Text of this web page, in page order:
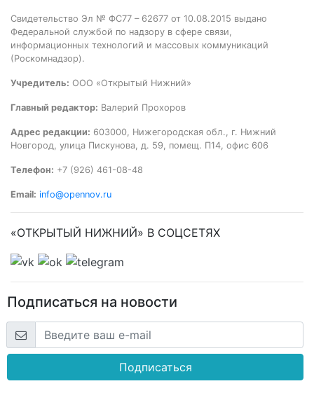
Свидетельство Эл № ФС77 – 62677 от 10.08.2015 выдано
Федеральной службой по надзору в сфере связи,
информационных технологий и массовых коммуникаций
(Роскомнадзор).
Учредитель: ООО «Открытый Нижний»
Главный редактор: Валерий Прохоров
Адрес редакции: 603000, Нижегородская обл., г. Нижний
Новгород, улица Пискунова, д. 59, помещ. П14, офис 606
Телефон: +7 (926) 461-08-48
Email: info@opennov.ru
«ОТКРЫТЫЙ НИЖНИЙ» В СОЦСЕТЯХ
Подписаться на новости
Подписаться